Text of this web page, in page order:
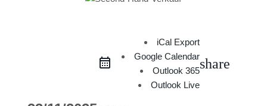
iCal Export
Google Calendar
Outlook 365
Outlook Live
share